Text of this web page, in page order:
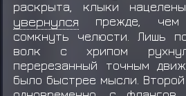
раскрыта, клыки
увернулся прежде, чем
сомкнуть челюсти. Лишь
волк с хрипом
перерезанный точным
было быстрее мысли.